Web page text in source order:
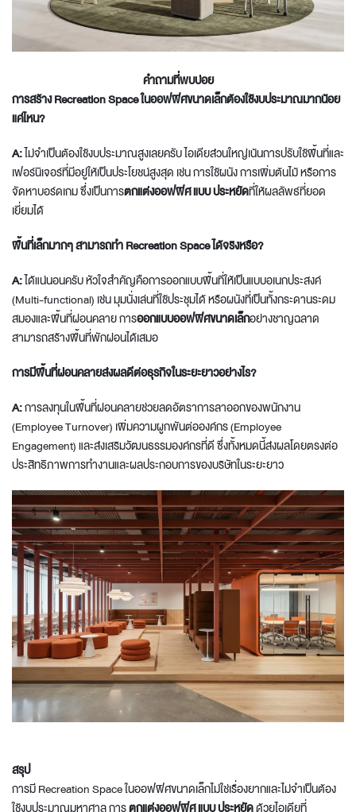
คำถามที่พบบ่อย
การสร้าง Recreation Space ในออฟฟิศขนาดเล็กต้องใช้งบประมาณมากน้อย
แค่ไหน?
A:ไม่จำเป็นต้องใช้งบประมาณสูงเลยครับ ไอเดียส่วนใหญ่เน้นการปรับใช้พื้นที่และ
เฟอร์นิเจอร์ที่มีอยู่ให้เป็นประโยชน์สูงสุด เช่น การใช้ผนัง การเพิ่มต้นไม้ หรือการ
จัดหาบอร์ดเกม ซึ่งเป็นการตกแต่งออฟฟิศ แบบ ประหยัดที่ให้ผลลัพธ์ที่ยอด
เยี่ยมได้
พื้นที่เล็กมากๆ สามารถทำ Recreation Space ได้จริงหรือ?
A:ได้แน่นอนครับ หัวใจสำคัญคือการออกแบบพื้นที่ให้เป็นแบบอเนกประสงค์
(Multi-functional) เช่น มุมนั่งเล่นที่ใช้ประชุมได้ หรือผนังที่เป็นทั้งกระดานระดม
สมองและพื้นที่ผ่อนคลาย การออกแบบออฟฟิศขนาดเล็กอย่างชาญฉลาด
สามารถสร้างพื้นที่พักผ่อนได้เสมอ
การมีพื้นที่ผ่อนคลายส่งผลดีต่อธุรกิจในระยะยาวอย่างไร?
A:การลงทุนในพื้นที่ผ่อนคลายช่วยลดอัตราการลาออกของพนักงาน
(Employee Turnover) เพิ่มความผูกพันต่อองค์กร (Employee
Engagement) และส่งเสริมวัฒนธรรมองค์กรที่ดี ซึ่งทั้งหมดนี้ส่งผลโดยตรงต่อ
ประสิทธิภาพการทำงานและผลประกอบการของบริษัทในระยะยาว
สรุป
การมี Recreation Space ในออฟฟิศขนาดเล็กไม่ใช่เรื่องยากและไม่จำเป็นต้อง